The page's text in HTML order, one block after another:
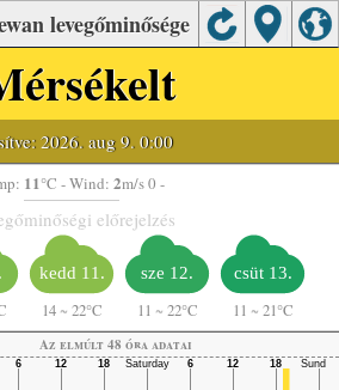
levegőminősége
2026. aug 9. 0:00
11°C - Wind: 2m/s 0 -
előrejelzés
kedd 11.
14 ~ 22°C
sze 12.
11 ~ 22°C
csüt 13.
11 ~ 21°C
Az elmúlt 48 óra adatai